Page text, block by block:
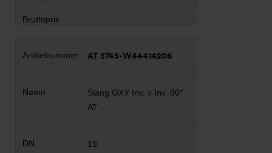
AT 5745-W44414206
Slang OXY Inv. x Inv. 90°
AT
19